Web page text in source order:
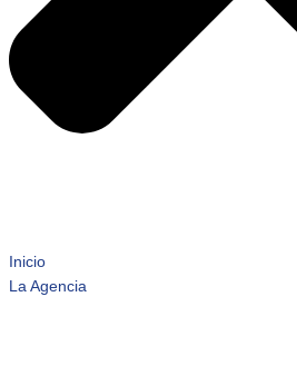
Inicio
La Agencia